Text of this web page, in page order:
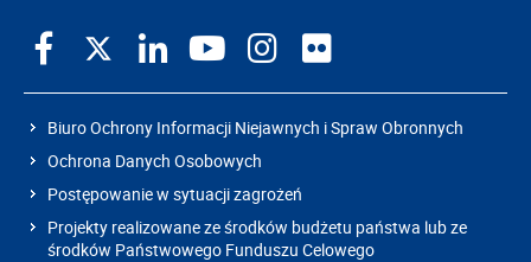
Biuro Ochrony Informacji Niejawnych i Spraw Obronnych
Ochrona Danych Osobowych
Postępowanie w sytuacji zagrożeń
Projekty realizowane ze środków budżetu państwa lub ze
środków Państwowego Funduszu Celowego